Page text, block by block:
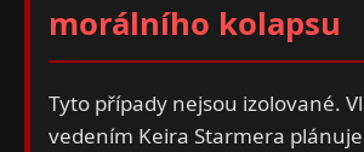
morálního kolapsu
Tyto případy nejsou izolované.
vedením Keira Starmera